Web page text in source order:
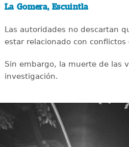
La Gomera, Escuintla
Las autoridades no descartan
estar relacionado con
Sin embargo, la muerte de las
investigación.